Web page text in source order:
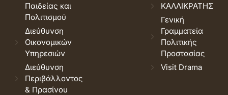
Παιδείας και
Πολιτισμού
Διεύθυνση
Οικονομικών
Υπηρεσιών
Διεύθυνση
Περιβάλλοντος
& Πρασίνου
ΚΑΛΛΙΚΡΑΤΗΣ
Γενική
Γραμματεία
Πολιτικής
Προστασίας
Visit Drama